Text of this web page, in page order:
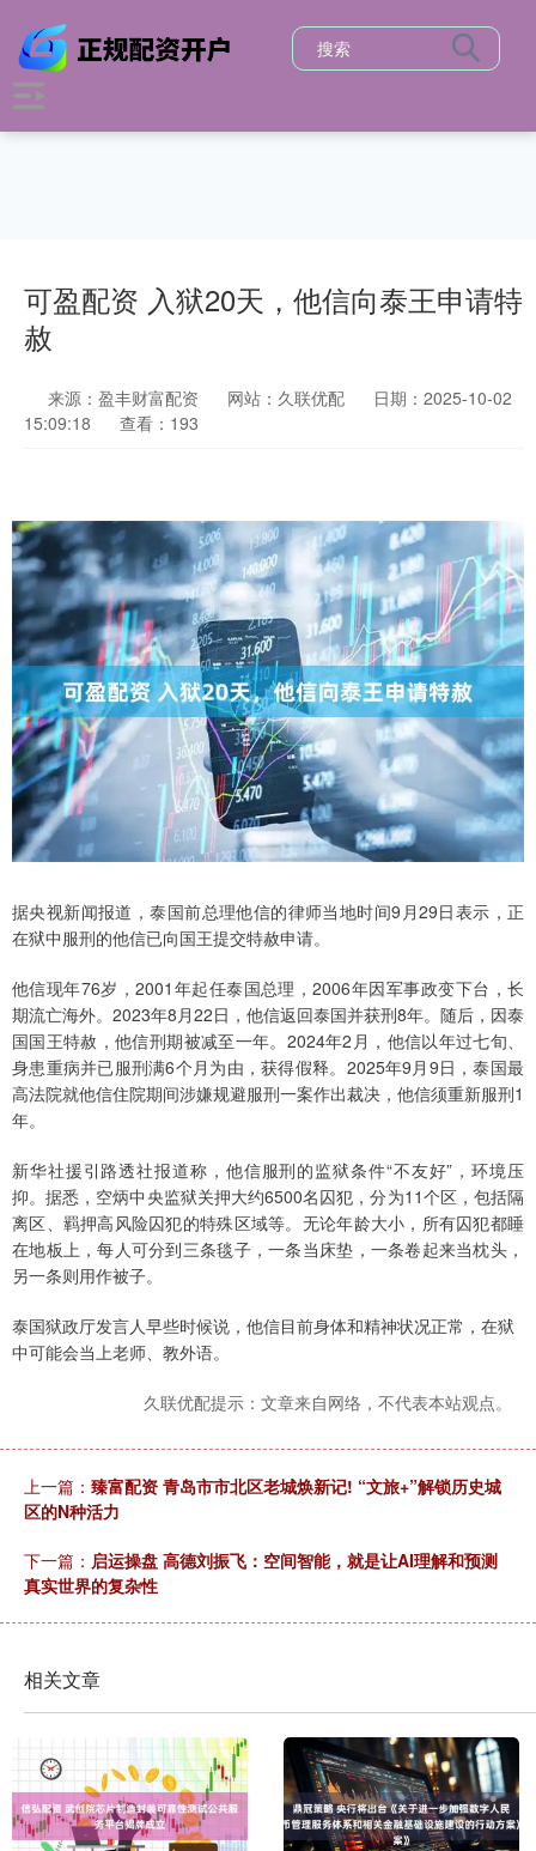
可盈配资 入狱20天，他信向泰王申请特
赦
来源：盈丰财富配资 网站：久联优配
日期：2025-10-02
15:09:18
查看：193
据央视新闻报道，泰国前总理他信的律师当地时间9月29日表示，正
在狱中服刑的他信已向国王提交特赦申请。
他信现年76岁，2001年起任泰国总理，2006年因军事政变下台，长
期流亡海外。2023年8月22日，他信返回泰国并获刑8年。随后，因泰
国国王特赦，他信刑期被减至一年。2024年2月，他信以年过七旬、
身患重病并已服刑满6个月为由，获得假释。2025年9月9日，泰国最
高法院就他信住院期间涉嫌规避服刑一案作出裁决，他信须重新服刑1
年。
新华社援引路透社报道称，他信服刑的监狱条件“不友好”，环境压
抑。据悉，空炳中央监狱关押大约6500名囚犯，分为11个区，包括隔
离区、羁押高风险囚犯的特殊区域等。无论年龄大小，所有囚犯都睡
在地板上，每人可分到三条毯子，一条当床垫，一条卷起来当枕头，
另一条则用作被子。
泰国狱政厅发言人早些时候说，他信目前身体和精神状况正常，在狱
中可能会当上老师、教外语。
久联优配提示：文章来自网络，不代表本站观点。
上一篇： 臻富配资 青岛市市北区老城焕新记! “文旅+”解锁历史城
区的N种活力
下一篇： 启运操盘 高德刘振飞：空间智能，就是让AI理解和预测
真实世界的复杂性
相关文章